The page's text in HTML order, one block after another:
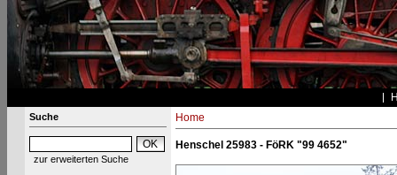
Suche
zur erweiterten Suche
Home
Henschel 25983 - FöRK "99 4652"